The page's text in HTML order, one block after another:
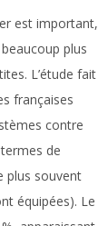
est important,
plus
L’étude fait
françaises
contre
de
plus souvent
équipées). Le